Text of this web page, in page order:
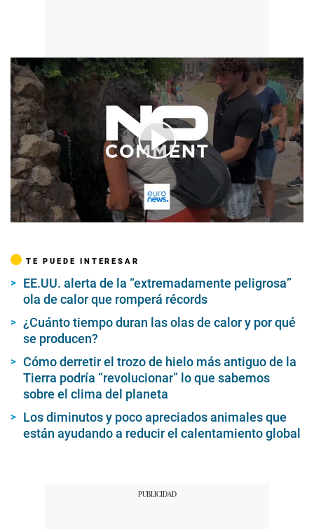
00:00 01:01
TE PUEDE INTERESAR
EE.UU. alerta de la “extremadamente peligrosa”
ola de calor que romperá récords
¿Cuánto tiempo duran las olas de calor y por qué
se producen?
Cómo derretir el trozo de hielo más antiguo de la
Tierra podría “revolucionar” lo que sabemos
sobre el clima del planeta
Los diminutos y poco apreciados animales que
están ayudando a reducir el calentamiento global